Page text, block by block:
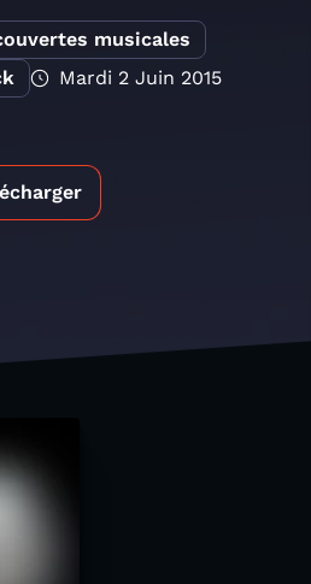
musicales
Mardi 2 Juin 2015